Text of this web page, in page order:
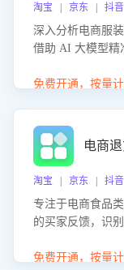
淘宝 | 京东 | 抖
深入分析电商服
借助 AI 大模型精
议，助力商家优
免费开通，按量
电商
淘宝 | 京东 | 抖
专注于电商食品
的买家反馈，识
商家降低退款率
免费开通，按量